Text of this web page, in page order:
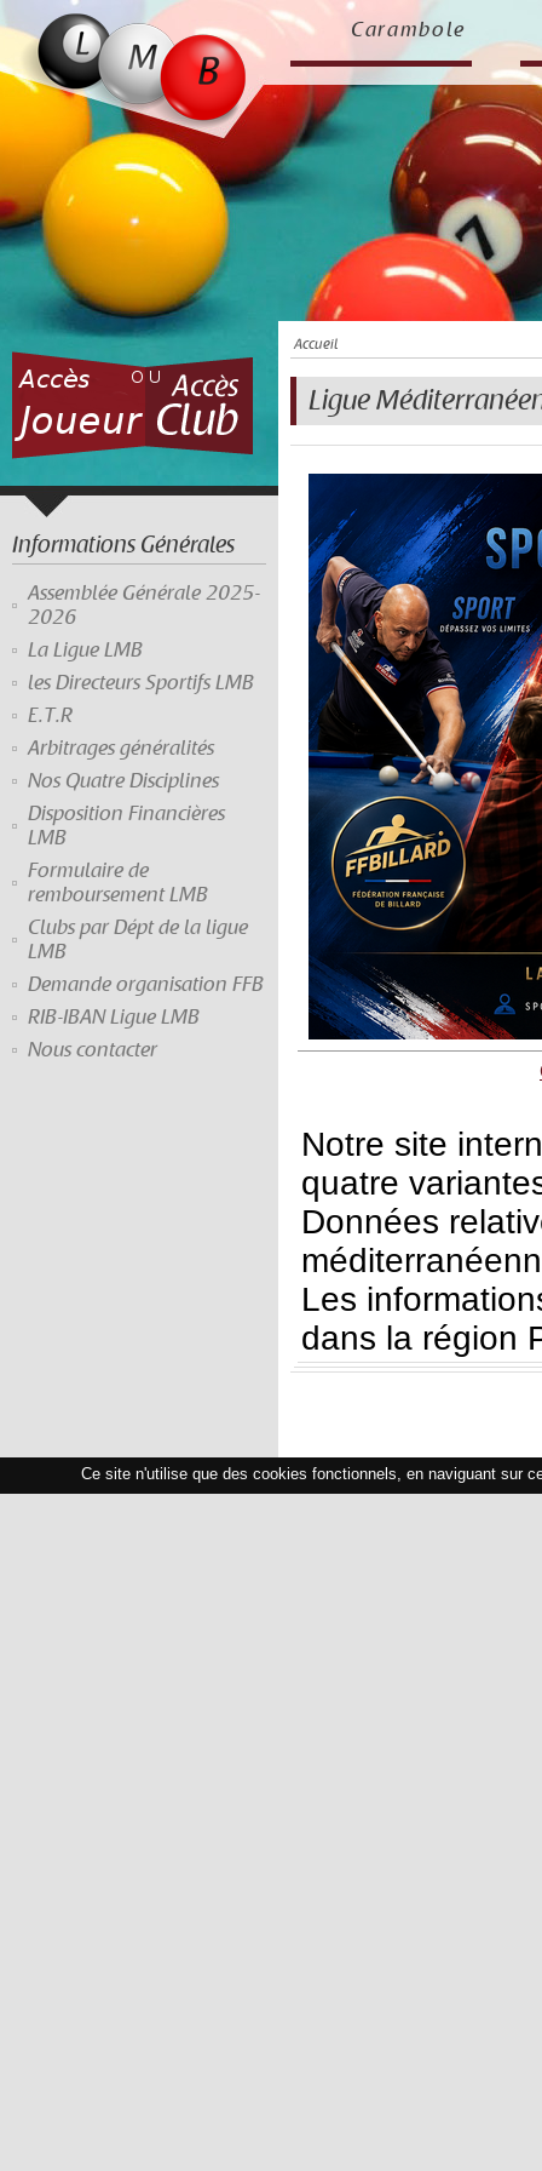
Carambole
Informations Générales
Assemblée Générale 2025-
2026
La Ligue LMB
les Directeurs Sportifs LMB
E.T.R
Arbitrages généralités
Nos Quatre Disciplines
Disposition Financières
LMB
Formulaire de
remboursement LMB
Clubs par Dépt de la ligue
LMB
Demande organisation FFB
RIB-IBAN Ligue LMB
Nous contacter
Accueil
Ligue
Notre site
quatre
Données
Les
dans la région
Ce site n'utilise que des cookies fonctionnels, en naviguant sur